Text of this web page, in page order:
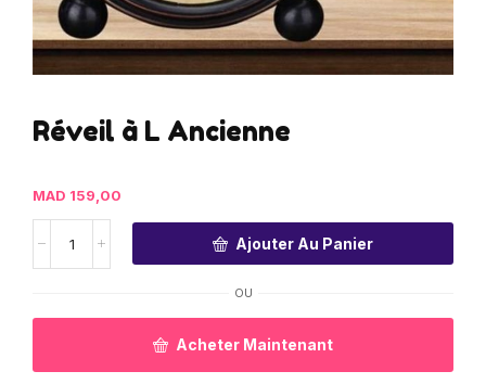
Réveil à L Ancienne
MAD 159,00
Ajouter Au Panier
OU
Acheter Maintenant